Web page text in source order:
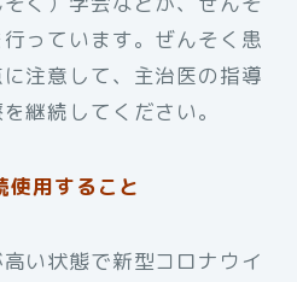
っています。ぜんそく患
注意して、主治医の指導
継続してください。
使用すること
い状態で新型コロナウイ